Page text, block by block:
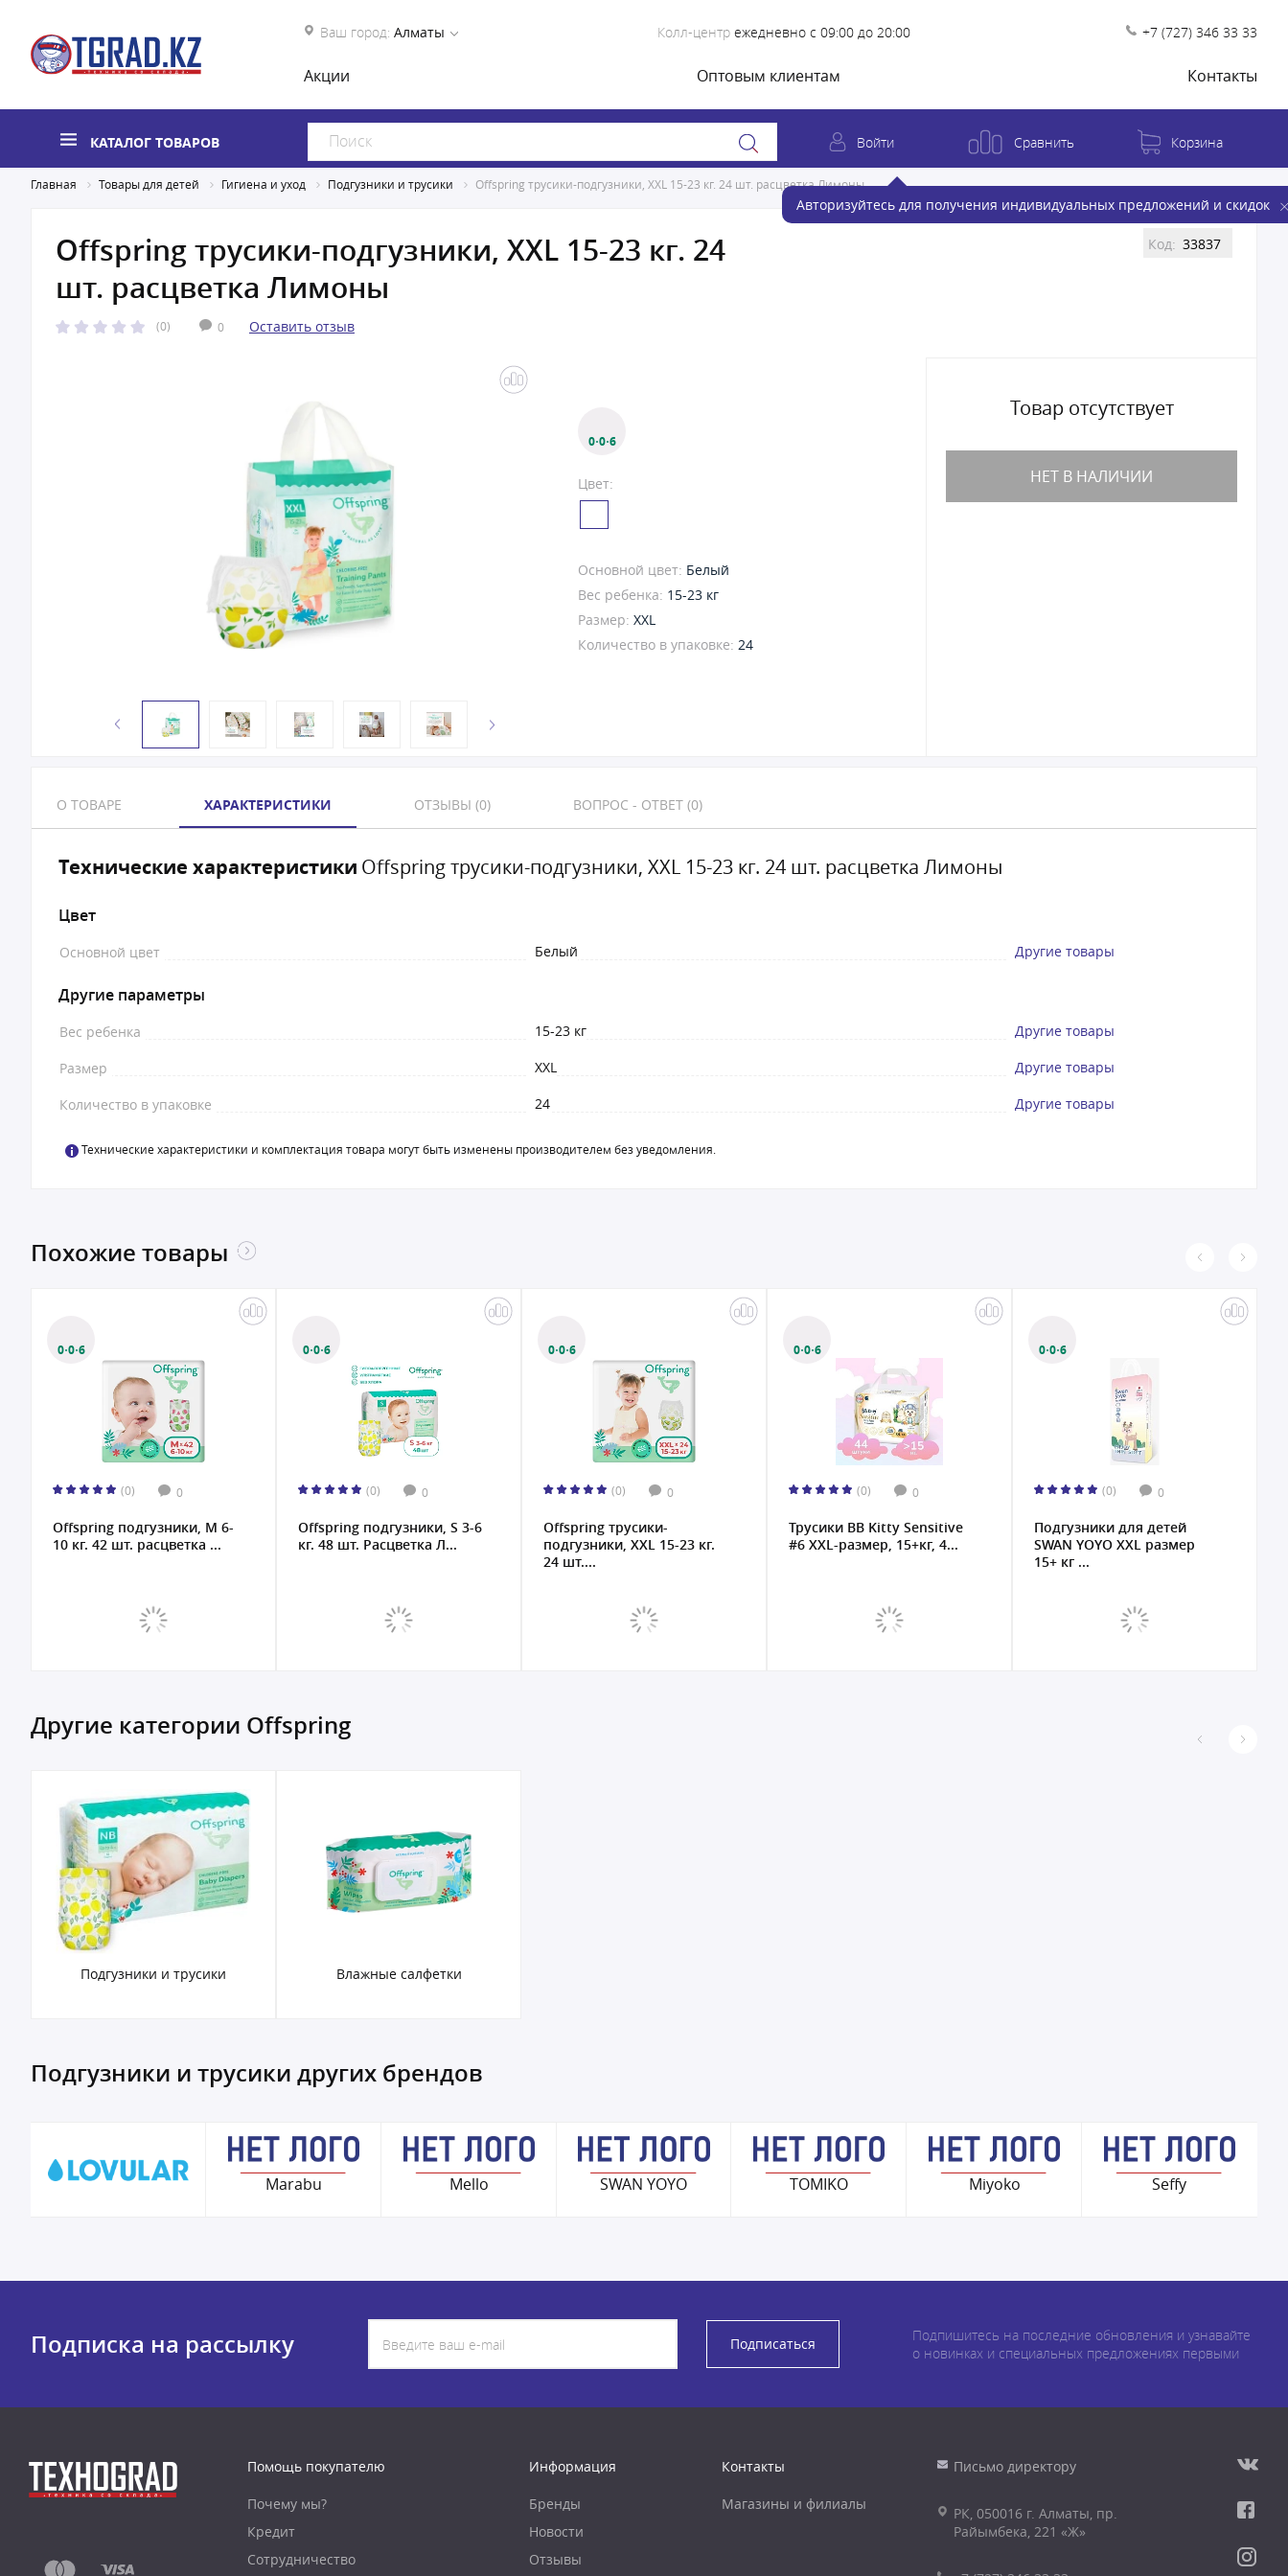
Ваш город: Алматы Колл-центр ежедневно с 09:00 до 20:00 +7 (727) 346 33 33
Акции Оптовым клиентам Контакты
КАТАЛОГ ТОВАРОВ Войти
Авторизуйтесь для получения индивидуальных предложений и скидок
Сравнить Корзина
Главная Товары для детей Гигиена и уход Подгузники и трусики Offspring трусики-подгузники, XXL 15-23 кг. 24 шт. расцветка Лимоны
Offspring трусики-подгузники, XXL 15-23 кг. 24
шт. расцветка Лимоны
(0) 0 Оставить отзыв
Код: 33837
0·0·6
Цвет:
Основной цвет: Белый
Вес ребенка: 15-23 кг
Размер: XXL
Количество в упаковке: 24
Товар отсутствует
НЕТ В НАЛИЧИИ
О ТОВАРЕ ХАРАКТЕРИСТИКИ ОТЗЫВЫ (0) ВОПРОС - ОТВЕТ (0)
Технические характеристики Offspring трусики-подгузники, XXL 15-23 кг. 24 шт. расцветка Лимоны
Цвет
Основной цвет Белый Другие товары
Другие параметры
Вес ребенка 15-23 кг Другие товары
Размер XXL Другие товары
Количество в упаковке 24 Другие товары
Технические характеристики и комплектация товара могут быть изменены производителем без уведомления.
Похожие товары
0·0·6
(0) 0
Offspring подгузники, M 6-
10 кг. 42 шт. расцветка ...
0·0·6
(0) 0
Offspring подгузники, S 3-6
кг. 48 шт. Расцветка Л...
0·0·6
(0) 0
Offspring трусики-
подгузники, XXL 15-23 кг.
24 шт....
0·0·6
(0) 0
Трусики BB Kitty Sensitive
#6 XXL-размер, 15+кг, 4...
0·0·6
(0) 0
Подгузники для детей
SWAN YOYO XXL размер
15+ кг ...
Другие категории Offspring
Подгузники и трусики Влажные салфетки
Подгузники и трусики других брендов
Marabu Mello SWAN YOYO TOMIKO Miyoko Seffy
Подписка на рассылку Подписаться
Подпишитесь на последние обновления и узнавайте
о новинках и специальных предложениях первыми
Помощь покупателю
Почему мы?
Кредит
Сотрудничество
Информация
Бренды
Новости
Отзывы
Контакты
Магазины и филиалы
Письмо директору
РК, 050016 г. Алматы, пр.
Райымбека, 221 «Ж»